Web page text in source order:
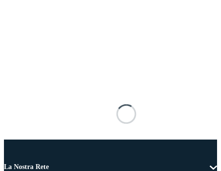
La Nostra Rete